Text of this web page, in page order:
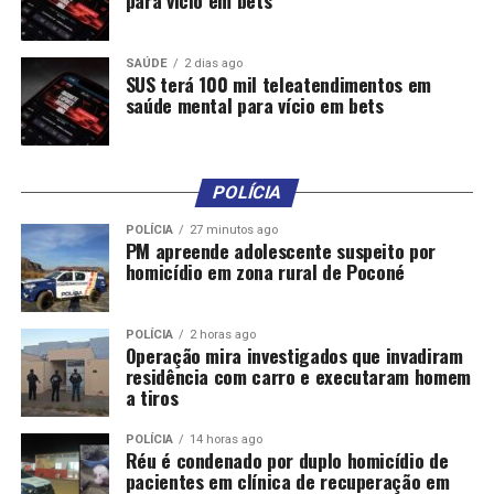
crescimento na maior parte do país. Contudo, é possível
observar sinais de interrupção do aumento ou início da
queda em algumas áreas do Centro-Oeste (Distrito
Federal e Goiás), Sudeste (São Paulo e Espírito Santo) e
no Norte (Acre). Ainda assim, os níveis seguem elevados
nessas regiões.
Crescimento
Em relação aos idosos, observa-se um aumento em
Aracaju, Belo Horizonte, Boa Vista, Brasília,
Curitiba, Florianópolis, Goiânia, João Pessoa,
Macapá, Maceió, Porto Alegre e Rio de Janeiro. Além
disso, Aracaju, Belo Horizonte, Boa Vista, Curitiba,
Florianópolis, Goiânia, João Pessoa, Maceió, Porto
Velho, Rio de Janeiro e São Luís também apresentam
tendência de crescimento entre jovens e adultos.
Nas quatro últimas semanas epidemiológicas, a
SAÚDE 2 dias ago
SUS terá 100 mil teleatendimentos em
saúde mental para vício em bets
POLÍCIA
POLÍCIA 27 minutos ago
PM apreende adolescente suspeito por
homicídio em zona rural de Poconé
POLÍCIA 2 horas ago
Operação mira investigados que invadiram
residência com carro e executaram homem
a tiros
POLÍCIA 14 horas ago
Réu é condenado por duplo homicídio de
pacientes em clínica de recuperação em